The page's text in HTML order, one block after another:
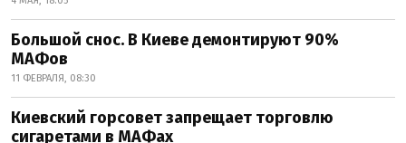
Большой снос. В Киеве демонтируют 90%
МАФов
11 ФЕВРАЛЯ, 08:30
Киевский горсовет запрещает торговлю
сигаретами в МАФах